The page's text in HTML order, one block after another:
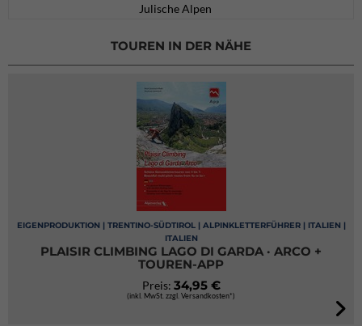
Julische Alpen
TOUREN IN DER NÄHE
EIGENPRODUKTION | TRENTINO-SÜDTIROL | ALPINKLETTERFÜHRER | ITALIEN |
ITALIEN
PLAISIR CLIMBING LAGO DI GARDA · ARCO +
TOUREN-APP
Preis: 34,95 €
(inkl. MwSt. zzgl. Versandkosten*)